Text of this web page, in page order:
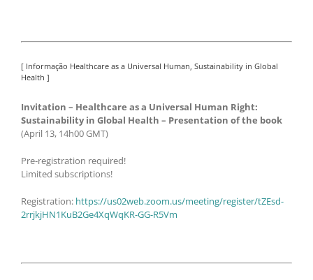
[ Informação Healthcare as a Universal Human, Sustainability in Global
Health ]
Invitation – Healthcare as a Universal Human Right:
Sustainability in Global Health – Presentation of the book
(April 13, 14h00 GMT)
Pre-registration required!
Limited subscriptions!
Registration: https://us02web.zoom.us/meeting/register/tZEsd-
2rrjkjHN1KuB2Ge4XqWqKR-GG-R5Vm